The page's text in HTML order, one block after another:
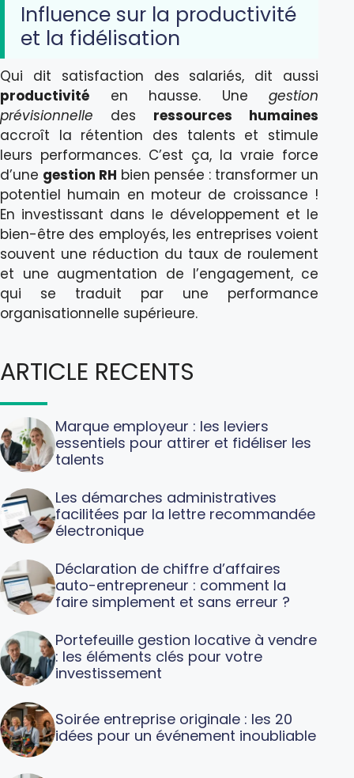
Influence sur la productivité
et la fidélisation
Qui dit satisfaction des salariés, dit aussi
productivité en hausse. Unegestion
prévisionnelle des ressources humaines
accroît la rétention des talents et stimule
leurs performances. C’est ça, la vraie force
d’une gestion RH bien pensée : transformer un
potentiel humain en moteur de croissance !
En investissant dans le développement et le
bien-être des employés, les entreprises voient
souvent une réduction du taux de roulement
et une augmentation de l’engagement, ce
qui se traduit par une performance
organisationnelle supérieure.
ARTICLE RECENTS
Marque employeur : les leviers
essentiels pour attirer et fidéliser les
talents
Les démarches administratives
facilitées par la lettre recommandée
électronique
Déclaration de chiffre d’affaires
auto-entrepreneur : comment la
faire simplement et sans erreur ?
Portefeuille gestion locative à vendre
: les éléments clés pour votre
investissement
Soirée entreprise originale : les 20
idées pour un événement inoubliable